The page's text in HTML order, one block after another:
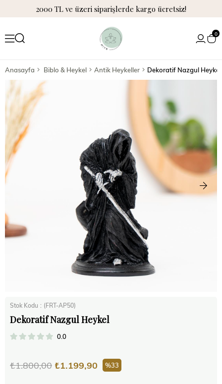
2000 TL ve üzeri siparişlerde kargo ücretsiz!
0
Anasayfa Biblo & Heykel Antik Heykeller Dekoratif Nazgul Heykel
Stok Kodu (FRT-AP50)
Dekoratif Nazgul Heykel
0.0
₺1.800,00 ₺1.199,90 33